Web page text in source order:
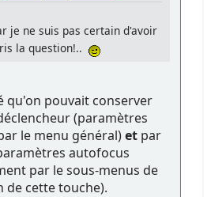
je ne suis pas certain d'avoir
la question!..
qu'on pouvait conserver
(paramètres
le menu général)et par
autofocus
par le sous-menus de
de cette touche).